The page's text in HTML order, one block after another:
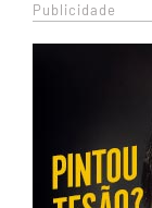
Publicidade